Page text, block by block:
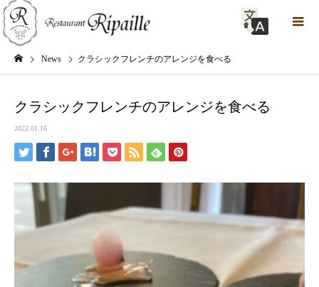
News クラシックフレンチのアレンジを食べる
クラシックフレンチのアレンジを食べる
2022.01.16